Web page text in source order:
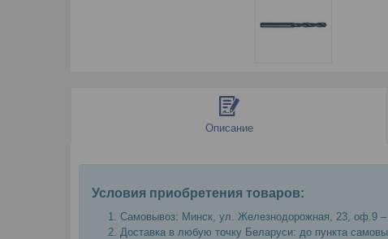
Описание
Условия приобретения товаров:
Самовывоз: Минск, ул. Железнодорожная, 23, оф.9 –
Доставка в любую точку Беларуси: до пункта